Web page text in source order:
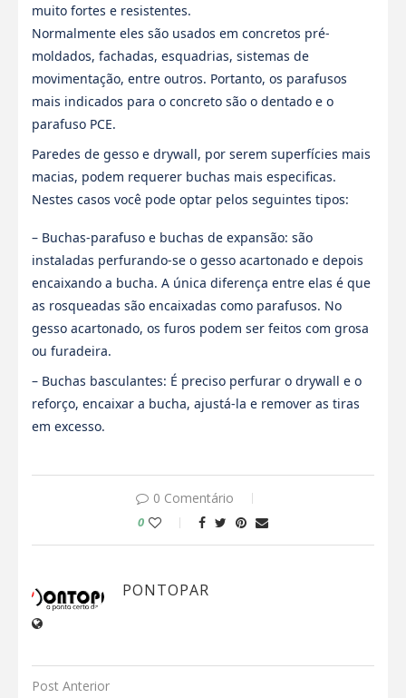
muito fortes e resistentes.
Normalmente eles são usados em concretos pré-
moldados, fachadas, esquadrias, sistemas de
movimentação, entre outros. Portanto, os parafusos
mais indicados para o concreto são o dentado e o
parafuso PCE.
Paredes de gesso e drywall, por serem superfícies mais
macias, podem requerer buchas mais especificas.
Nestes casos você pode optar pelos seguintes tipos:
– Buchas-parafuso e buchas de expansão: são
instaladas perfurando-se o gesso acartonado e depois
encaixando a bucha. A única diferença entre elas é que
as rosqueadas são encaixadas como parafusos. No
gesso acartonado, os furos podem ser feitos com grosa
ou furadeira.
– Buchas basculantes: É preciso perfurar o drywall e o
reforço, encaixar a bucha, ajustá-la e remover as tiras
em excesso.
0 Comentário
0
PONTOPAR
Post Anterior